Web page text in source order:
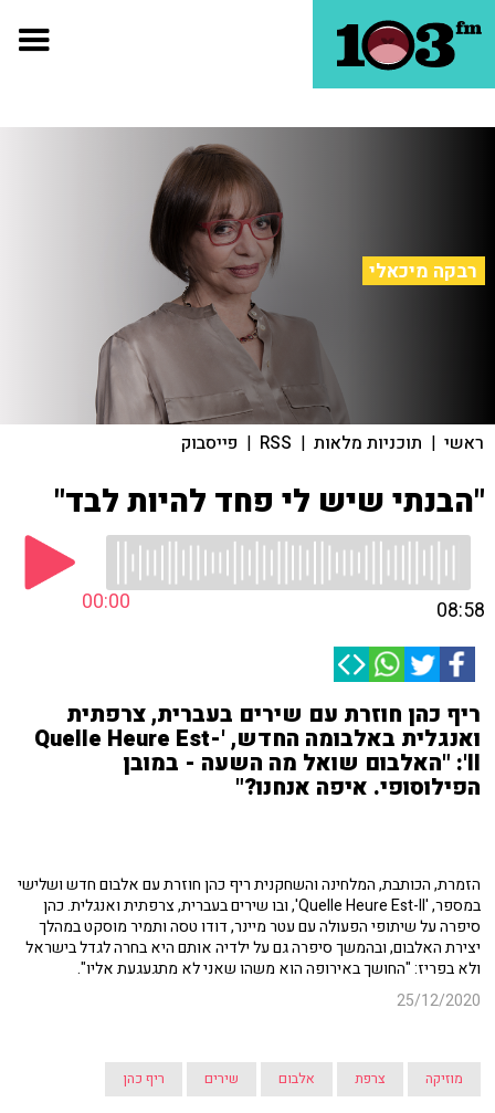
רבקה מיכאלי
ראשי | תוכניות מלאות |
RSS
| פייסבוק
"הבנתי שיש לי פחד להיות לבד"
00:00 08:58
ריף כהן חוזרת עם שירים בעברית, צרפתית
ואנגלית באלבומה החדש, 'Quelle Heure Est-
Il': "האלבום שואל מה השעה - במובן
הפילוסופי. איפה אנחנו?"
הזמרת, הכותבת, המלחינה והשחקנית ריף כהן חוזרת עם אלבום חדש ושלישי
במספר, 'Quelle Heure Est-Il', ובו שירים בעברית, צרפתית ואנגלית. כהן
סיפרה על שיתופי הפעולה עם עטר מיינר, דודו טסה ותמיר מוסקט במהלך
יצירת האלבום, ובהמשך סיפרה גם על ילדיה אותם היא בחרה לגדל בישראל
ולא בפריז: "החושך באירופה הוא משהו שאני לא מתגעגעת אליו".
25/12/2020
מוזיקה צרפת אלבום שירים ריף כהן